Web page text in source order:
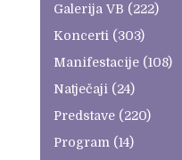
Galerija VB (222)
Koncerti (303)
Manifestacije(108)
Natječaji (24)
Predstave(220)
Program (14)